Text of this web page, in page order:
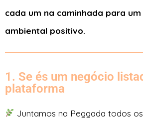
cada um na caminhada para
ambiental positivo.
1. Se és um negócio
plataforma
Juntamos na Peggada todos